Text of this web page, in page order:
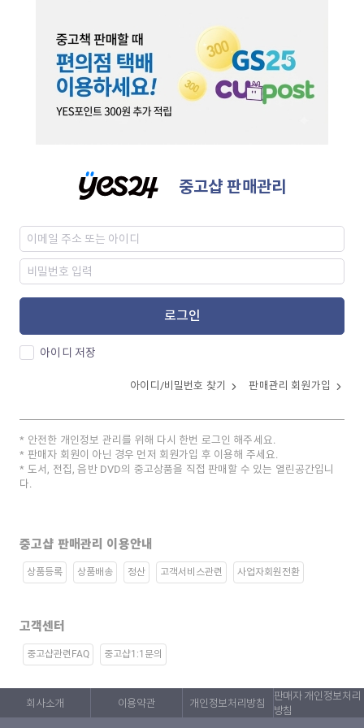
중고샵 판매관리
로그인
아이디 저장
아이디/비밀번호 찾기 판매관리 회원가입
안전한 개인정보 관리를 위해 다시 한번 로그인 해주세요.
판매자 회원이 아닌 경우 먼저 회원가입 후 이용해 주세요.
도서, 전집, 음반 DVD의 중고상품을 직접 판매할 수 있는 열린공간입니
다.
중고샵 판매관리 이용안내
상품등록 상품배송 정산 고객서비스관련 사업자회원전환
고객센터
중고샵관련FAQ 중고샵1:1문의
회사소개 이용약관 개인정보처리방침
판매자 개인정보처리
방침